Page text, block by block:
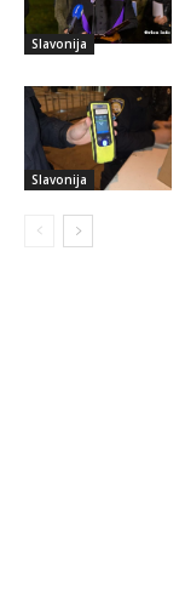
Slavonija
Slavonija